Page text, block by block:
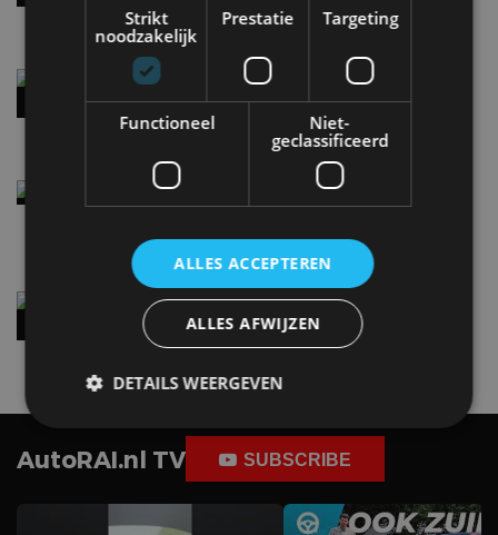
5 aug
Audi A2 e-Tron mikt op verbruik van 12,8 kWh
per 100 kilometer
4 aug
Elektrische Geely E2 (tijdelijk) net zo goedkoop
als een Renault Twingo
Vernieuwde Hyundai Ioniq 6 rijdt tot 680
kilometer en wordt goedkoper
4 aug
AutoRAI.nl TV SUBSCRIBE
Strikt
noodzakelijk
Prestatie Targeting
Functioneel
Niet-
geclassificeerd
ALLES ACCEPTEREN
ALLES AFWIJZEN
DETAILS WEERGEVEN
Strikt noodzakelijk
Functioneel
Niet-geclassificeerd